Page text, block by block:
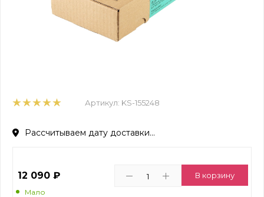
Артикул: KS-155248
Рассчитываем дату доставки...
12 090 ₽
Мало
В корзину